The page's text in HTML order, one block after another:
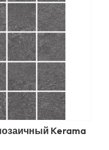
Kerama